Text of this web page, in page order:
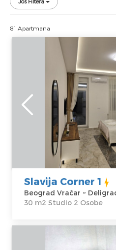
81 Apartmana
Studio Apartman
Vračar. Smešten je na
stambene zgrade,
idealan je za udoban
Beograd
Lokacija:
Beograd Vračar
Deligradska 4
50 €
m2
Slavija Corner 1
Beograd Vračar ~
30 m2 Studio 2 Osobe
Studio Apartman City
apartman na Slaviji,